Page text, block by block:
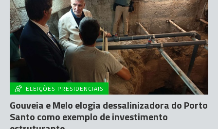
ELEIÇÕES PRESIDENCIAIS
Gouveia e Melo elogia dessalinizadora do Porto
Santo como exemplo de investimento